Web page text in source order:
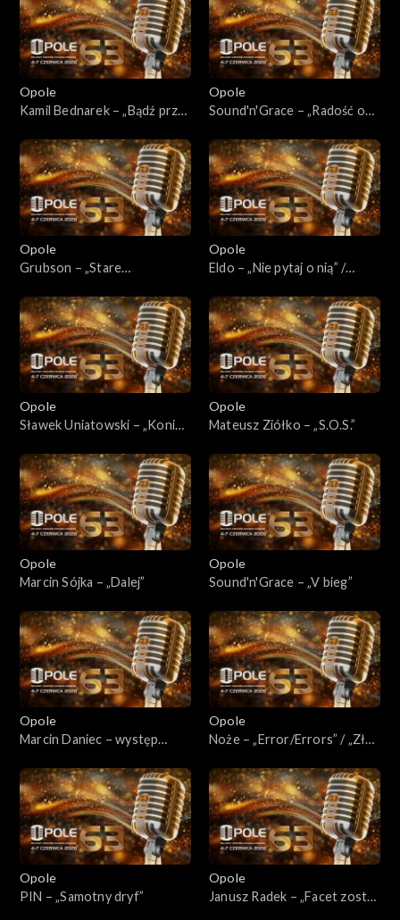
Opole
Kamil Bednarek – „Bądź przy
Opole
Sound'n'Grace – „Radość o
Opole
Grubson – „Stare
„Emotikony” / „Na szczycie”
Opole
Eldo – „Nie pytaj o nią” /
/„Miasto słońca"
Opole
Sławek Uniatowski – „Koniec
Opole
Mateusz Ziółko – „S.O.S.”
Opole
Marcin Sójka – „Dalej”
Opole
Sound'n'Grace – „V bieg”
Opole
Marcin Daniec – występ
Opole
Noże – „Error/Errors” / „Złe
„Higiena/Dieta”
Opole
PIN – „Samotny dryf”
Opole
Janusz Radek – „Facet został